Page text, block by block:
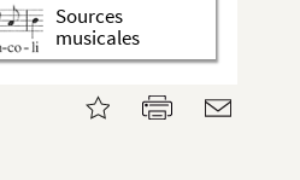
Sources
musicales